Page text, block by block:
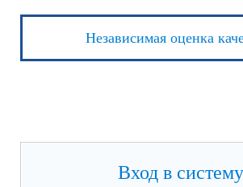
Независимая оценка
Вход в систему